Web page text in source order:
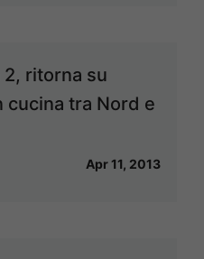
ritorna su
cucina tra Nord e
Apr 11, 2013